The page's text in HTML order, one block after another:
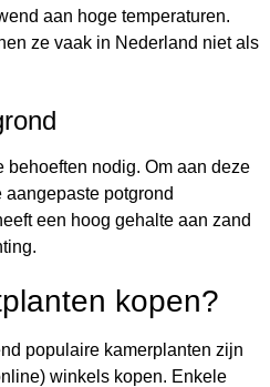
aan hoge temperaturen.
ze vaak in Nederland niet als
nodig. Om aan deze
aangepaste potgrond
een hoog gehalte aan zand
kopen?
populaire kamerplanten zijn
winkels kopen. Enkele